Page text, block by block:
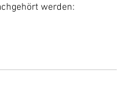
werden: